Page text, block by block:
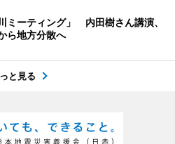
ミーティング」 内田樹さん講演、
ら地方分散へ
と見る